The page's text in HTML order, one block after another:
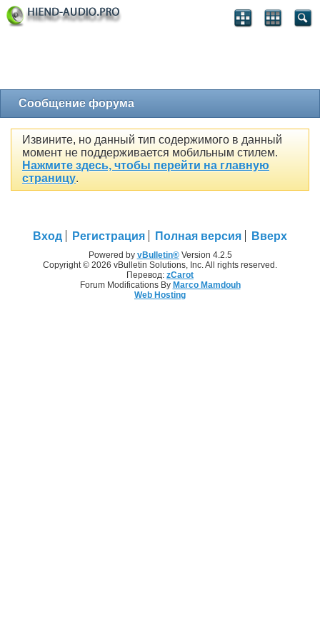
Сообщение форума
Извините, но данный тип содержимого в данный
момент не поддерживается мобильным стилем.
Нажмите здесь, чтобы перейти на главную
страницу.
Вход Регистрация Полная версия Вверх
Powered by vBulletin®Version 4.2.5
Copyright © 2026 vBulletin Solutions, Inc. All rights reserved.
Перевод: zCarot
Forum Modifications By Marco Mamdouh
Web Hosting